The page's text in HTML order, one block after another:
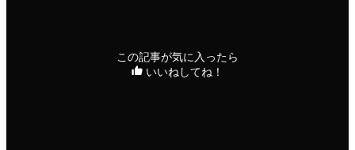
この記事が気に入ったら
いいねしてね！